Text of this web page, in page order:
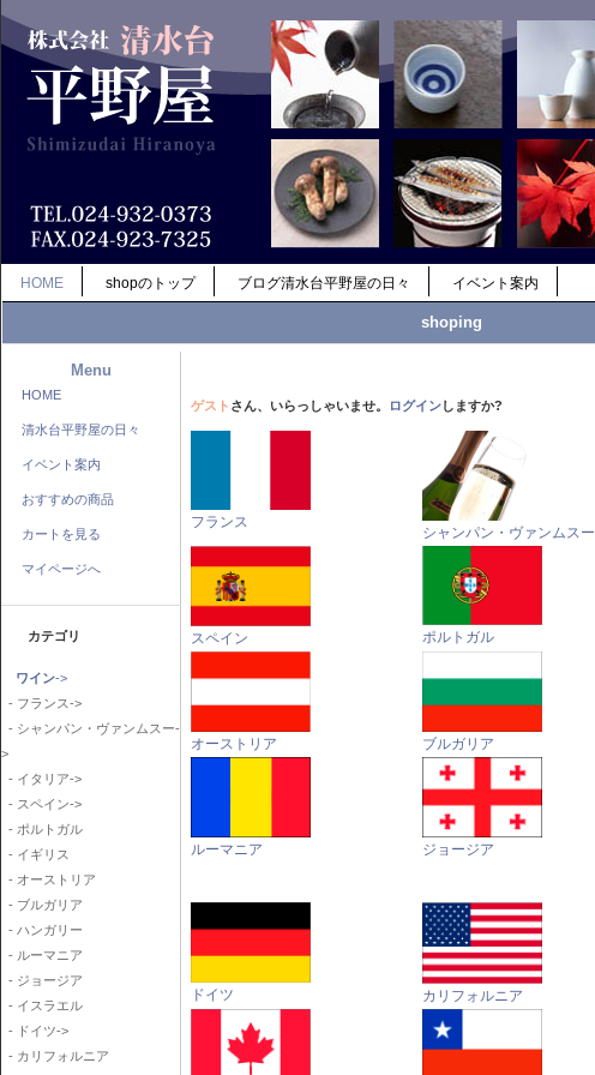
HOME shopのトップ ブログ清水台平野屋の日々 イベント案内
shoping
Menu
HOME
清水台平野屋の日々
イベント案内
おすすめの商品
カートを見る
マイページへ
カテゴリ
ワイン->
- フランス->
- シャンパン・ヴァンムスー-
>
- イタリア->
- スペイン->
- ポルトガル
- イギリス
- オーストリア
- ブルガリア
- ハンガリー
- ルーマニア
- ジョージア
- イスラエル
- ドイツ->
- カリフォルニア
ゲスト さん、いらっしゃいませ。 ログインしますか?
フランス
シャンパン・ヴァンムスー
スペイン ポルトガル
オーストリア ブルガリア
ルーマニア ジョージア
ドイツ カリフォルニア